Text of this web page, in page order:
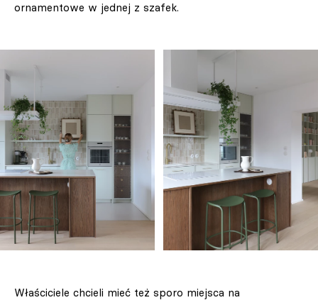
ornamentowe w jednej z szafek.
Właściciele chcieli mieć też sporo miejsca na